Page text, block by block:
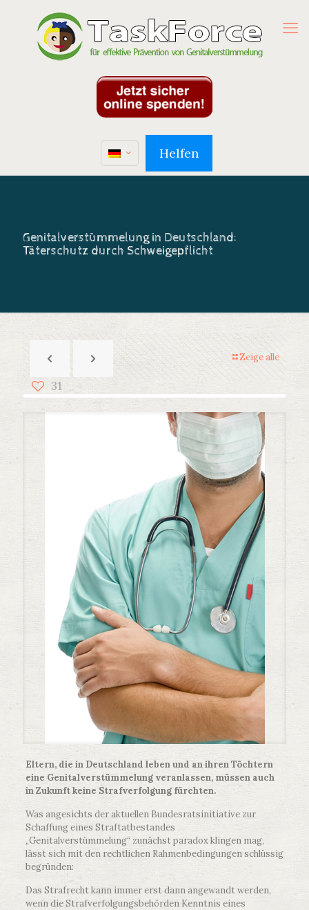
Helfen
Genitalverstümmelung in Deutschland:
Täterschutz durch Schweigepflicht
Zeige alle
31
Eltern, die in Deutschland leben und an ihren Töchtern
eine Genitalverstümmelung veranlassen, müssen auch
in Zukunft keine Strafverfolgung fürchten.
Was angesichts der aktuellen Bundesratsinitiative zur
Schaffung eines Straftatbestandes
„Genitalverstümmelung“ zunächst paradox klingen mag,
lässt sich mit den rechtlichen Rahmenbedingungen schlüssig
begründen:
Das Strafrecht kann immer erst dann angewandt werden,
wenn die Strafverfolgungsbehörden Kenntnis eines